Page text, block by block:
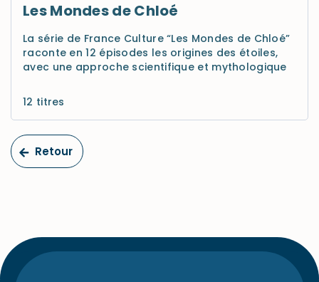
Les Mondes de Chloé
La série de France Culture “Les Mondes de Chloé”
raconte en 12 épisodes les origines des étoiles,
avec une approche scientifique et mythologique
12 titres
Retour